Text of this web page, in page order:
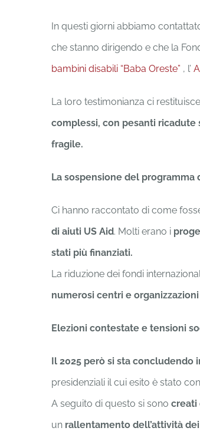
In questi giorni abbiamo
che stanno dirigendo e che la
bambini disabili “Baba Oreste” , l’
La loro testimonianza ci
complessi, con pesanti
fragile.
La sospensione del programma
Ci hanno raccontato di come
di aiuti US Aid. Molti erano i
stati più finanziati.
La riduzione dei fondi
numerosi centri e
Elezioni contestate e tensioni
Il 2025 però si sta concludendo
presidenziali il cui esito è stato
A seguito di questo si sono creati
un rallentamento dell’attività